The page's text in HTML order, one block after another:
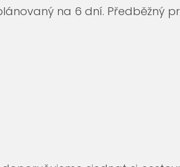
na 6 dní. Předběžný